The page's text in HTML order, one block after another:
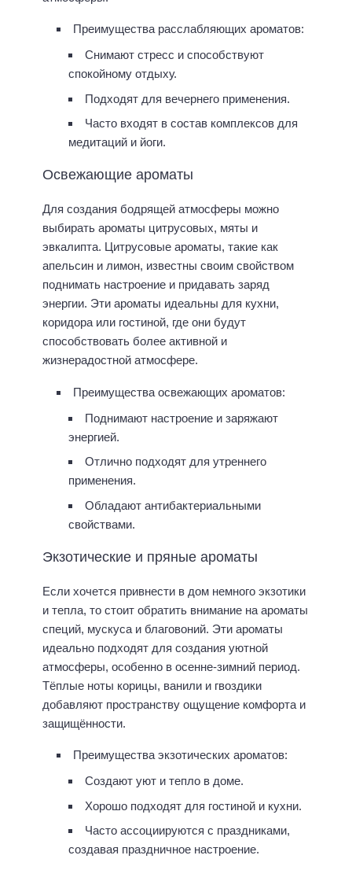
Преимущества расслабляющих ароматов:
Снимают стресс и способствуют
спокойному отдыху.
Подходят для вечернего применения.
Часто входят в состав комплексов для
медитаций и йоги.
Освежающие ароматы
Для создания бодрящей атмосферы можно
выбирать ароматы цитрусовых, мяты и
эвкалипта. Цитрусовые ароматы, такие как
апельсин и лимон, известны своим свойством
поднимать настроение и придавать заряд
энергии. Эти ароматы идеальны для кухни,
коридора или гостиной, где они будут
способствовать более активной и
жизнерадостной атмосфере.
Преимущества освежающих ароматов:
Поднимают настроение и заряжают
энергией.
Отлично подходят для утреннего
применения.
Обладают антибактериальными
свойствами.
Экзотические и пряные ароматы
Если хочется привнести в дом немного экзотики
и тепла, то стоит обратить внимание на ароматы
специй, мускуса и благовоний. Эти ароматы
идеально подходят для создания уютной
атмосферы, особенно в осенне-зимний период.
Тёплые ноты корицы, ванили и гвоздики
добавляют пространству ощущение комфорта и
защищённости.
Преимущества экзотических ароматов:
Создают уют и тепло в доме.
Хорошо подходят для гостиной и кухни.
Часто ассоциируются с праздниками,
создавая праздничное настроение.